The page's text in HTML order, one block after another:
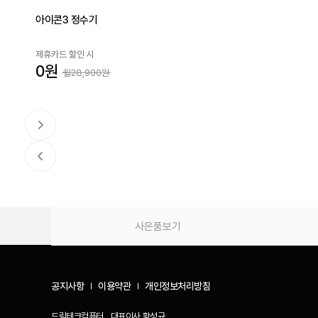
아이콘3 정수기
제휴카드 할인 시
0원 월28,900원
사은품보기
공지사항 이용약관 개인정보처리방침
드림테크컴퓨터 대표이사 황성규